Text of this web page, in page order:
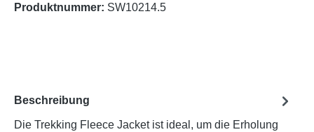
Produktnummer: SW10214.5
Beschreibung
Die Trekking Fleece Jacket ist ideal, um die Erholung